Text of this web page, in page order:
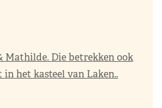
Mathilde. Die betrekken ook
het kasteel van Laken..